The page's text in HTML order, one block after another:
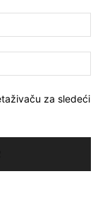
za sledeći